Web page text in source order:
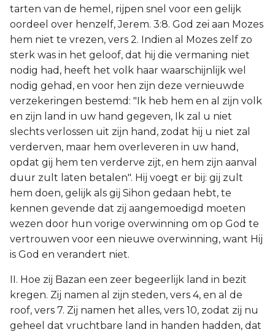
tarten van de hemel, rijpen snel voor een gelijk
oordeel over henzelf, Jerem. 3:8. God zei aan Mozes
hem niet te vrezen, vers 2. Indien al Mozes zelf zo
sterk was in het geloof, dat hij die vermaning niet
nodig had, heeft het volk haar waarschijnlijk wel
nodig gehad, en voor hen zijn deze vernieuwde
verzekeringen bestemd: "Ik heb hem en al zijn volk
en zijn land in uw hand gegeven, Ik zal u niet
slechts verlossen uit zijn hand, zodat hij u niet zal
verderven, maar hem overleveren in uw hand,
opdat gij hem ten verderve zijt, en hem zijn aanval
duur zult laten betalen". Hij voegt er bij: gij zult
hem doen, gelijk als gij Sihon gedaan hebt, te
kennen gevende dat zij aangemoedigd moeten
wezen door hun vorige overwinning om op God te
vertrouwen voor een nieuwe overwinning, want Hij
is God en verandert niet.
II. Hoe zij Bazan een zeer begeerlijk land in bezit
kregen. Zij namen al zijn steden, vers 4, en al de
roof, vers 7. Zij namen het alles, vers 10, zodat zij nu
geheel dat vruchtbare land in handen hadden, dat